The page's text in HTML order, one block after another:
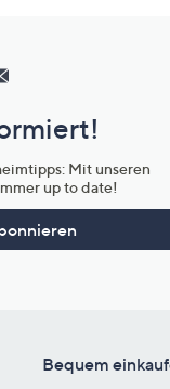
Mit unseren
up to date!
Bequem